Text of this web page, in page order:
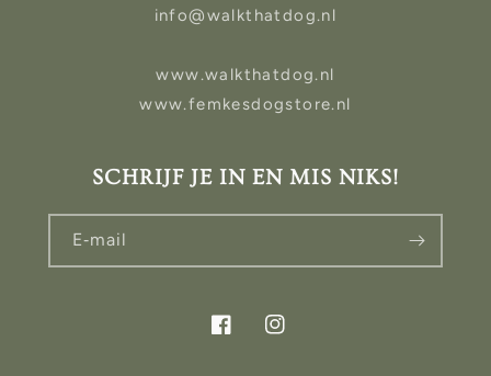
info@walkthatdog.nl
www.walkthatdog.nl
www.femkesdogstore.nl
SCHRIJF JE IN EN MIS NIKS!
E‑mail
FacebookInstagram